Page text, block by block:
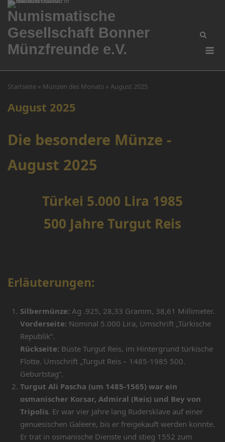
Skip
content
Numismatische
Gesellschaft Bonner
Münzfreunde e.V.
Startseite » Münzen des Monats » August 2025
August 2025
Die besondere Münze -
August 2025
Türkei 5.000 Lira 1985
500 Jahre Turgut Reis
Erläuterungen:
Silbermünze: Ag .925, 28,33 Gramm, 38,61 Millimeter.
Vorderseite: Nominal 5.000 Lira, Umschrift „Türkische
Republik“.
Rückseite: Büste Turgut Reis, im Hintergrund türkische
Flotte. Umschrift „Turgut Reis – 1485-1985 500.
Geburtstag“.
Turgut Ali Pascha (um 1485-1565) war ein
osmanischer Korsar, Admiral (Reis) und Bey von
Tripolis. Er war vier Jahre lang Rudersklave auf einer
genuesischen Galeere, bis er freigekauft werden konnte.
Er trat in osmanische Dienste und stieg 1552 zum